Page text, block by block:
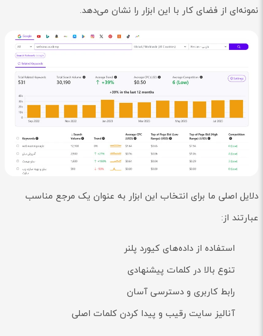
نمونه‌ای از فضای کار با این ابزار را نشان می‌دهد.
دلایل اصلی ما برای انتخاب این ابزار به عنوان یک مرجع مناسب
عبارتند از:
استفاده از داده‌های کیورد پلنر
تنوع بالا در کلمات پیشنهادی
رابط کاربری و دسترسی آسان
آنالیز سایت رقیب و پیدا کردن کلمات اصلی